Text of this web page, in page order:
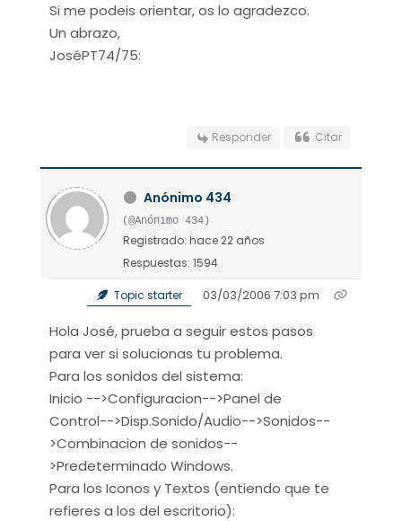
Si me podeis orientar, os lo agradezco.
Un abrazo,
JoséPT74/75:
Responder Citar
Anónimo 434
(@Anónimo 434)
Registrado: hace 22 años
Respuestas: 1594
Topic starter 03/03/2006 7:03 pm
Hola José, prueba a seguir estos pasos
para ver si solucionas tu problema.
Para los sonidos del sistema:
Inicio -->Configuracion-->Panel de
Control-->Disp.Sonido/Audio-->Sonidos--
>Combinacion de sonidos--
>Predeterminado Windows.
Para los Iconos y Textos (entiendo que te
refieres a los del escritorio):